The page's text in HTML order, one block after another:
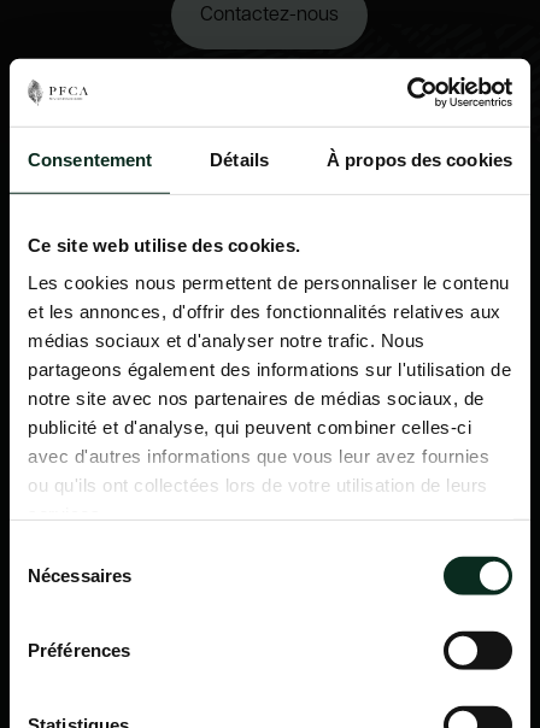
Consentement Détails À propos des cookies
Ce site web utilise des cookies.
Les cookies nous permettent de personnaliser le contenu
et les annonces, d'offrir des fonctionnalités relatives aux
médias sociaux et d'analyser notre trafic. Nous
partageons également des informations sur l'utilisation de
notre site avec nos partenaires de médias sociaux, de
publicité et d'analyse, qui peuvent combiner celles-ci
avec d'autres informations que vous leur avez fournies
ou qu'ils ont collectées lors de votre utilisation de leurs
Nécessaires
Préférences
Contactez-nous